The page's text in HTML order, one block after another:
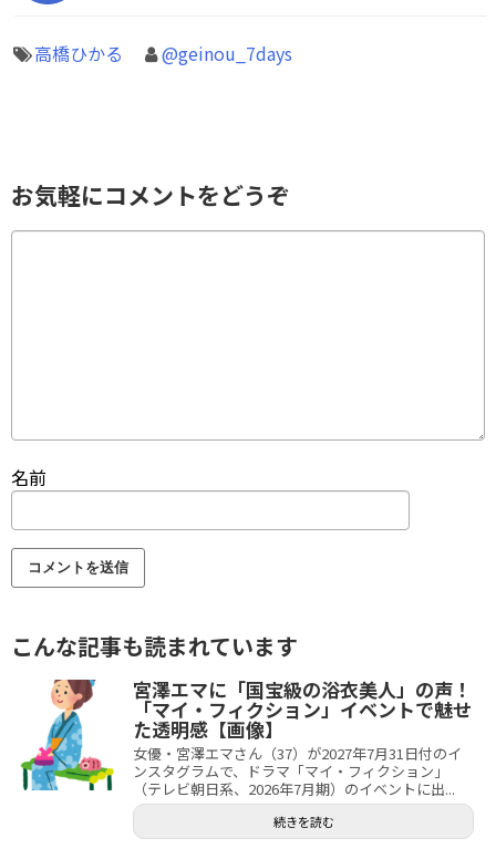
高橋ひかる @geinou_7days
お気軽にコメントをどうぞ
名前
こんな記事も読まれています
宮澤エマに「国宝級の浴衣美人」の声！
「マイ・フィクション」イベントで魅せ
た透明感【画像】
女優・宮澤エマさん（37）が2027年7月31日付のイ
ンスタグラムで、ドラマ「マイ・フィクション」
（テレビ朝日系、2026年7月期）のイベントに出...
続きを読む